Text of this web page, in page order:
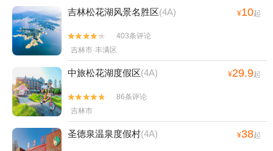
吉林松花湖风景名胜区(4A) ¥10起


403条评论
吉林市·丰满区
中旅松花湖度假区(4A) ¥29.9起


86条评论
吉林市
圣德泉温泉度假村(4A) ¥38起